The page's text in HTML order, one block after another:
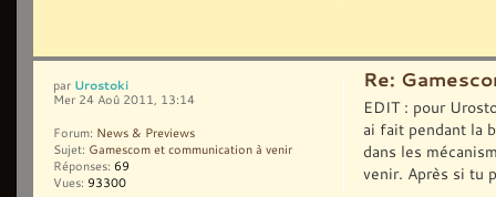
Re:
EDIT : pour
ai fait pendant la
dans les
venir. Après si tu
par Urostoki
Mer 24 Aoû 2011, 13:14
Forum: News & Previews
Sujet: Gamescom et communication à venir
Réponses: 69
Vues: 93300